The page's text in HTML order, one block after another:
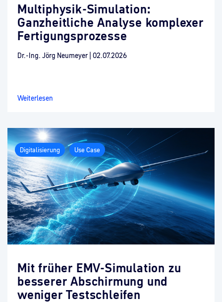
Multiphysik-Simulation:
Ganzheitliche Analyse komplexer
Fertigungsprozesse
Dr.-Ing. Jörg Neumeyer | 02.07.2026
Weiterlesen
Digitalisierung Use Case
Mit früher EMV-Simulation zu
besserer Abschirmung und
weniger Testschleifen